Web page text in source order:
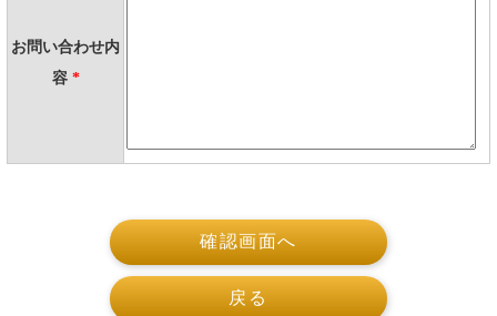
お問い合わせ内
容 *